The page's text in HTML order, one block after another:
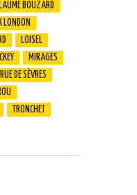
BOUZARD
LONDON
LOISEL
MIRAGES
RUE DE SÈVRES
TRONCHET